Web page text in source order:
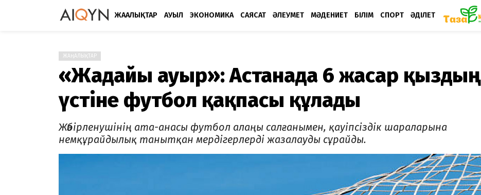
ЖАҢАЛЫҚТАР АУЫЛ ЭКОНОМИКА САЯСАТ ӘЛЕУМЕТ МӘДЕНИЕТ БІЛІМ СПОРТ ӘДІЛЕТ
ЖАҢАЛЫҚТАР
«Жағдайы ауыр»: Астанада 6 жасар қыздың
үстіне футбол қақпасы құлады
Жәбірленушінің ата-анасы футбол алаңы салғанымен, қауіпсіздік шараларына
немқұрайдылық танытқан мердігерлерді жазалауды сұрайды.